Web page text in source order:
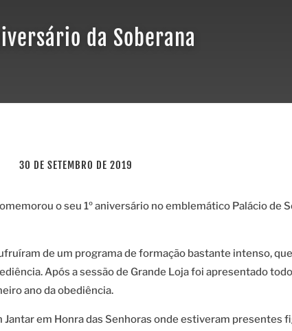
da Soberana
30 DE SETEMBRO DE 2019
o seu 1º aniversário no emblemático Palácio de
de um programa de formação bastante intenso,
Após a sessão de Grande Loja foi apresentado
ano da obediência.
em Honra das Senhoras onde estiveram presentes